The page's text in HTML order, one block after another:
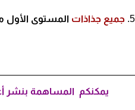
جميع جذاذات المستوى الأول
يمكنكم المساهمة بنشر